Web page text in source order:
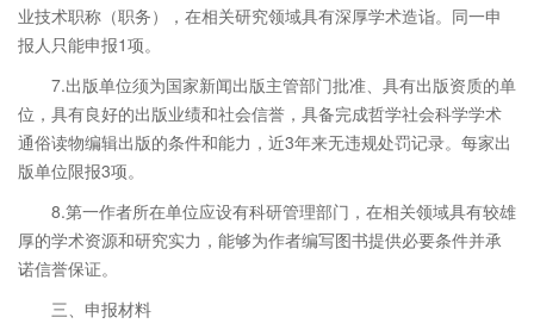
业技术职称（职务），在相关研究领域具有深厚学术造诣。同一申
报人只能申报1项。
7.出版单位须为国家新闻出版主管部门批准、具有出版资质的单
位，具有良好的出版业绩和社会信誉，具备完成哲学社会科学学术
通俗读物编辑出版的条件和能力，近3年来无违规处罚记录。每家出
版单位限报3项。
8.第一作者所在单位应设有科研管理部门，在相关领域具有较雄
厚的学术资源和研究实力，能够为作者编写图书提供必要条件并承
诺信誉保证。
三、申报材料